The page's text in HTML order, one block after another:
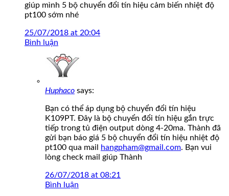
giúp mình 5 bộ chuyển đổi tín hiệu cảm biến nhiệt độ
pt100 sớm nhé
25/07/2018 at 20:04
Bình luận
Huphaco says:
Bạn có thể áp dụng bộ chuyển đổi tín hiệu
K109PT. Đây là bộ chuyển đổi tín hiệu gắn trực
tiếp trong tủ điện output dòng 4-20ma. Thành đã
gửi bạn báo giá 5 bộ chuyển đổi tín hiệu nhiệt độ
pt100 qua mail
hangpham@gmail.com. Bạn vui
lòng check mail giúp Thành
26/07/2018 at 08:21
Bình luận